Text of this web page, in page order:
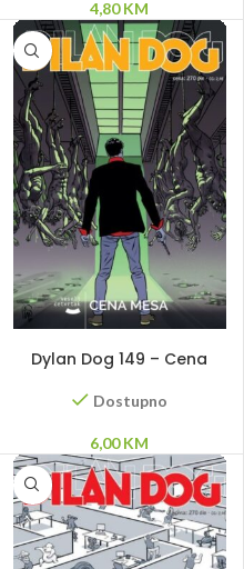
4,80KM
Dylan Dog 149 – Cena
mesa
Dostupno
6,00KM